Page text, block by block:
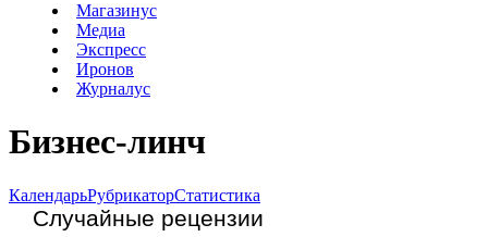
Магазинус
Медиа
Экспресс
Иронов
Журналус
Бизнес-линч
КалендарьРубрикаторСтатистика
Случайные рецензии